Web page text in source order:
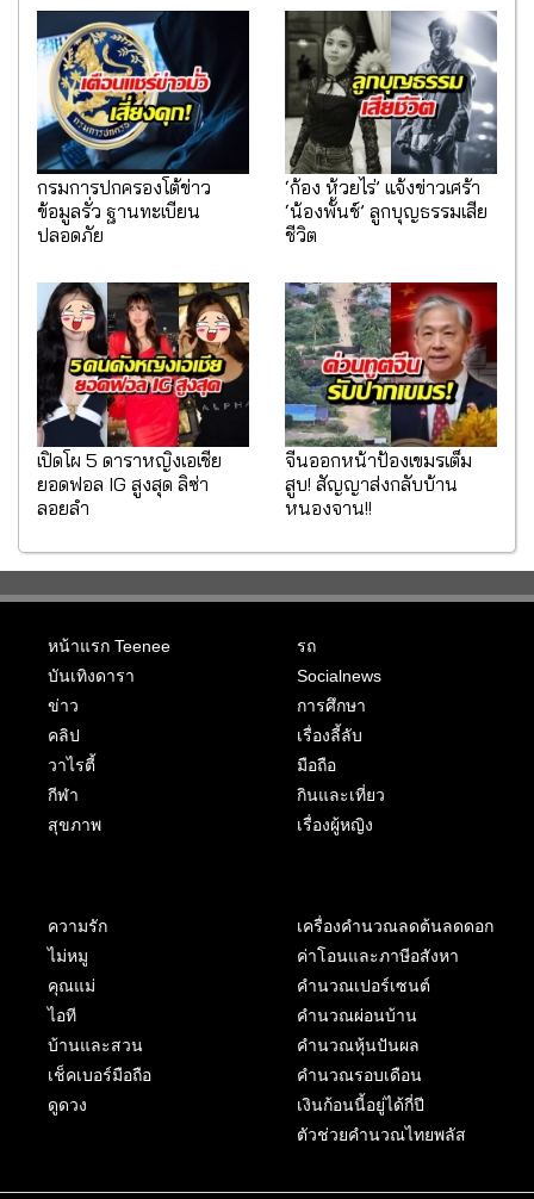
กรมการปกครองโต้ข่าว
ข้อมูลรั่ว ฐานทะเบียน
ปลอดภัย
‘ก้อง ห้วยไร่’ แจ้งข่าวเศร้า
‘น้องพั้นช์’ ลูกบุญธรรมเสีย
ชีวิต
เปิดโผ 5 ดาราหญิงเอเชีย
ยอดฟอล IG สูงสุด ลิซ่า
ลอยลำ
จีนออกหน้าป้องเขมรเต็ม
สูบ! สัญญาส่งกลับบ้าน
หนองจาน!!
หน้าแรก Teenee
บันเทิงดารา
ข่าว
คลิป
วาไรตี้
กีฬา
สุขภาพ
รถ
Socialnews
การศึกษา
เรื่องลี้ลับ
มือถือ
กินและเที่ยว
เรื่องผู้หญิง
ความรัก
ไม่หมู
คุณแม่
ไอที
บ้านและสวน
เช็คเบอร์มือถือ
ดูดวง
เครื่องคำนวณลดต้นลดดอก
ค่าโอนและภาษีอสังหา
คำนวณเปอร์เซนต์
คำนวณผ่อนบ้าน
คำนวณหุ้นปันผล
คำนวณรอบเดือน
เงินก้อนนี้อยู่ได้กี่ปี
ตัวช่วยคำนวณไทยพลัส